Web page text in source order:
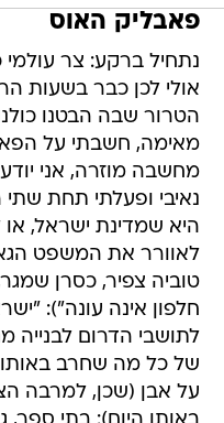
פאבליק האוס
נתחיל ברקע: צר
אולי לכן כבר בשעות
הטרור שבה הבטנו
מאימה, חשבתי על
מחשבה מוזרה, אני
נאיבי ופעלתי תחת שתי
היא שמדינת ישראל,
לאוורר את המשפט
טוביה צפיר, כסרן
חלפון אינה עונה"):
לתושבי הדרום
של כל מה שחרב באותו
על אבן (שכן, למרבה